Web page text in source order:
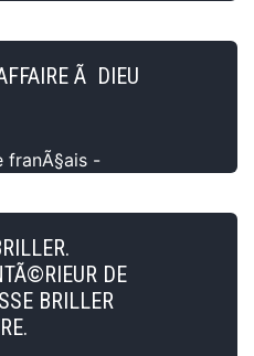
Ã DIEU
franÃ§ais -
DE
BRILLER